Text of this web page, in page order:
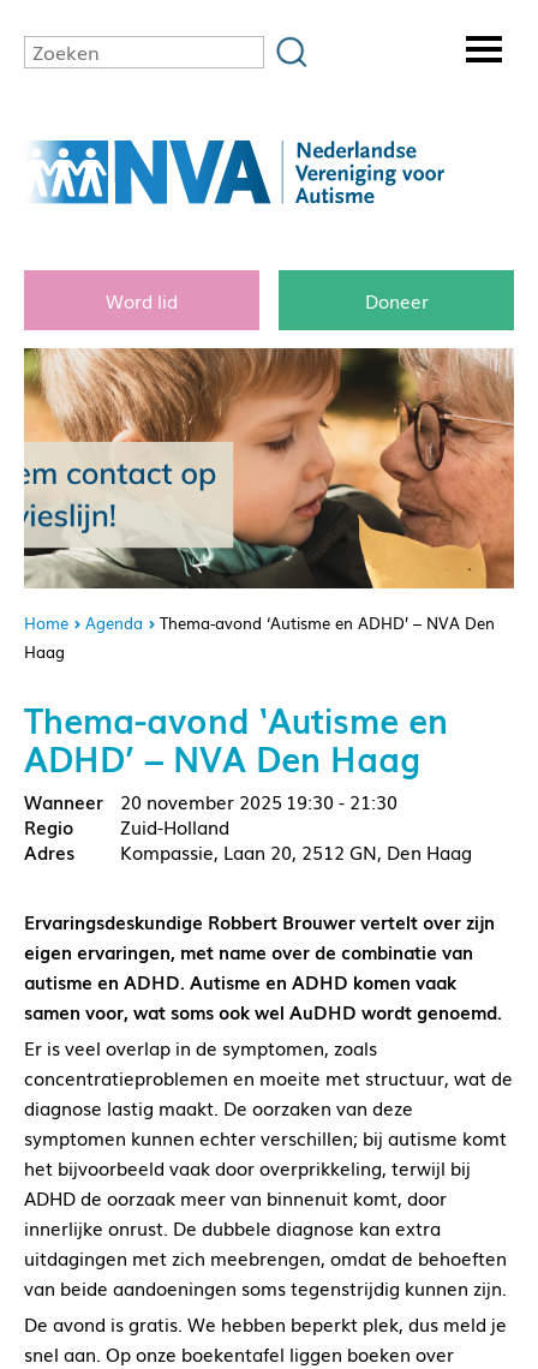
Word lid Doneer
Home Agenda
Thema-avond ‘Autisme en ADHD’ – NVA Den
Haag
Thema-avond ‘Autisme en
ADHD’ – NVA Den Haag
20 november 2025 19:30 - 21:30
Zuid-Holland
Kompassie, Laan 20, 2512 GN, Den Haag
Ervaringsdeskundige Robbert Brouwer vertelt over zijn
eigen ervaringen, met name over de combinatie van
autisme en ADHD. Autisme en ADHD komen vaak
samen voor, wat soms ook wel AuDHD wordt genoemd.
Er is veel overlap in de symptomen, zoals
concentratieproblemen en moeite met structuur, wat de
diagnose lastig maakt. De oorzaken van deze
symptomen kunnen echter verschillen; bij autisme komt
het bijvoorbeeld vaak door overprikkeling, terwijl bij
ADHD de oorzaak meer van binnenuit komt, door
innerlijke onrust. De dubbele diagnose kan extra
uitdagingen met zich meebrengen, omdat de behoeften
van beide aandoeningen soms tegenstrijdig kunnen zijn.
De avond is gratis. We hebben beperkt plek, dus meld je
snel aan. Op onze boekentafel liggen boeken over